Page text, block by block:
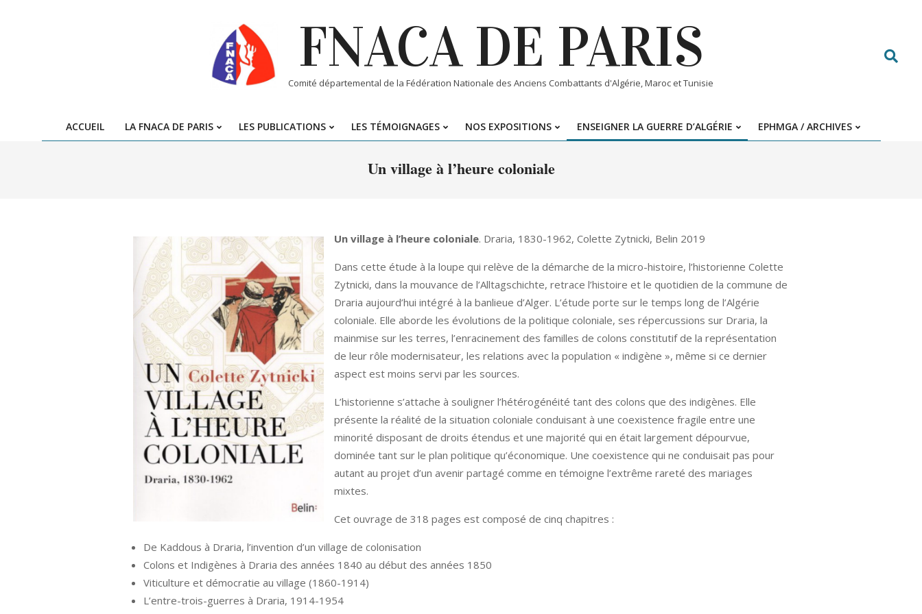
FNACA DE PARIS
Comité départemental de la Fédération Nationale des Anciens Combattants d'Algérie, Maroc et Tunisie
Search
Primary
Menu
ACCUEIL LA FNACA DE PARIS LES PUBLICATIONS LES TÉMOIGNAGES NOS EXPOSITIONS ENSEIGNER LA GUERRE D’ALGÉRIE EPHMGA / ARCHIVES
Un village à l’heure coloniale
Un village à l’heure coloniale. Draria, 1830-1962, Colette Zytnicki, Belin 2019
Dans cette étude à la loupe qui relève de la démarche de la micro-histoire, l’historienne Colette
Zytnicki, dans la mouvance de l’Alltagschichte, retrace l’histoire et le quotidien de la commune de
Draria aujourd’hui intégré à la banlieue d’Alger. L’étude porte sur le temps long de l’Algérie
coloniale. Elle aborde les évolutions de la politique coloniale, ses répercussions sur Draria, la
mainmise sur les terres, l’enracinement des familles de colons constitutif de la représentation
de leur rôle modernisateur, les relations avec la population « indigène », même si ce dernier
aspect est moins servi par les sources.
L’historienne s’attache à souligner l’hétérogénéité tant des colons que des indigènes. Elle
présente la réalité de la situation coloniale conduisant à une coexistence fragile entre une
minorité disposant de droits étendus et une majorité qui en était largement dépourvue,
dominée tant sur le plan politique qu’économique. Une coexistence qui ne conduisait pas pour
autant au projet d’un avenir partagé comme en témoigne l’extrême rareté des mariages
mixtes.
Cet ouvrage de 318 pages est composé de cinq chapitres :
De Kaddous à Draria, l’invention d’un village de colonisation
Colons et Indigènes à Draria des années 1840 au début des années 1850
Viticulture et démocratie au village (1860-1914)
L’entre-trois-guerres à Draria, 1914-1954